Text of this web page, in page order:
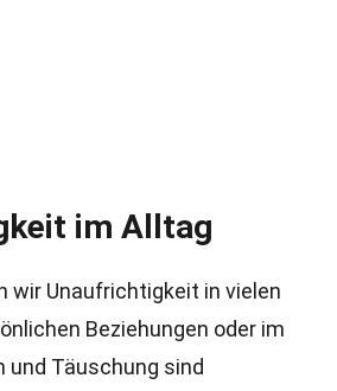
im Alltag
wir Unaufrichtigkeit in vielen
Beziehungen oder im
und Täuschung sind